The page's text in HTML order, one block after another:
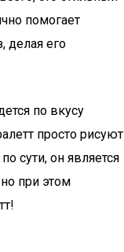
помогает
делая его
по вкусу
просто рисуют
сути, он является
при этом